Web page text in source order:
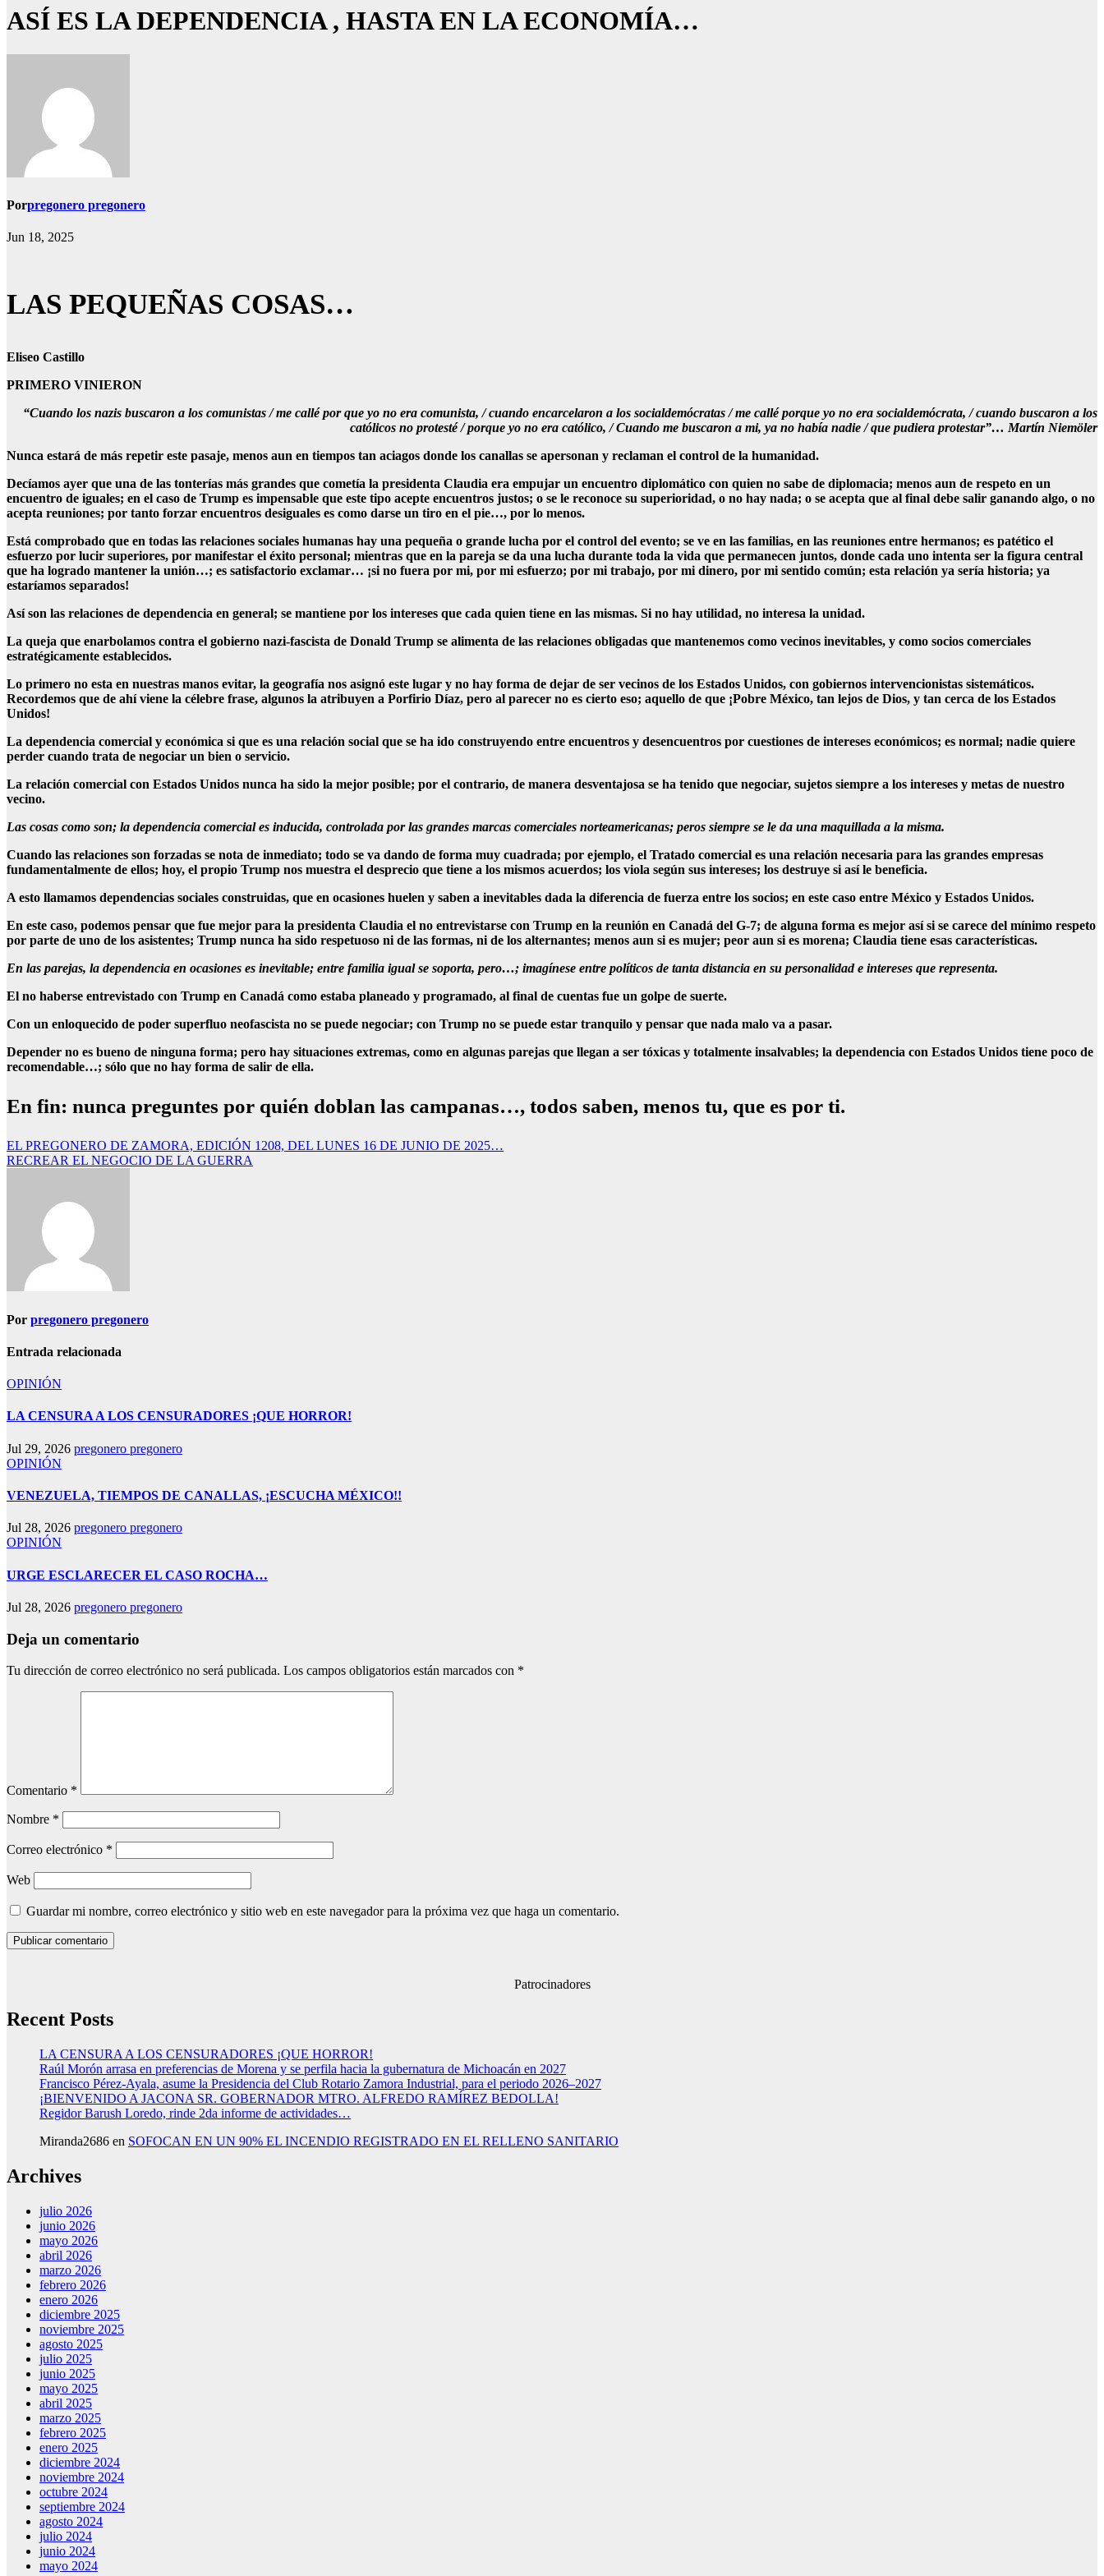
ASÍ ES LA DEPENDENCIA , HASTA EN LA ECONOMÍA…
Porpregonero pregonero
Jun 18, 2025
LAS PEQUEÑAS COSAS…
Eliseo Castillo
PRIMERO VINIERON
“Cuando los nazis buscaron a los comunistas / me callé por que yo no era comunista, / cuando encarcelaron a los socialdemócratas / me callé porque yo no era socialdemócrata, / cuando buscaron a los
católicos no protesté / porque yo no era católico, / Cuando me buscaron a mi, ya no había nadie / que pudiera protestar”… Martín Niemöler
Nunca estará de más repetir este pasaje, menos aun en tiempos tan aciagos donde los canallas se apersonan y reclaman el control de la humanidad.
Decíamos ayer que una de las tonterías más grandes que cometía la presidenta Claudia era empujar un encuentro diplomático con quien no sabe de diplomacia; menos aun de respeto en un
encuentro de iguales; en el caso de Trump es impensable que este tipo acepte encuentros justos; o se le reconoce su superioridad, o no hay nada; o se acepta que al final debe salir ganando algo, o no
acepta reuniones; por tanto forzar encuentros desiguales es como darse un tiro en el pie…, por lo menos.
Está comprobado que en todas las relaciones sociales humanas hay una pequeña o grande lucha por el control del evento; se ve en las familias, en las reuniones entre hermanos; es patético el
esfuerzo por lucir superiores, por manifestar el éxito personal; mientras que en la pareja se da una lucha durante toda la vida que permanecen juntos, donde cada uno intenta ser la figura central
que ha logrado mantener la unión…; es satisfactorio exclamar… ¡si no fuera por mi, por mi esfuerzo; por mi trabajo, por mi dinero, por mi sentido común; esta relación ya sería historia; ya
estaríamos separados!
Así son las relaciones de dependencia en general; se mantiene por los intereses que cada quien tiene en las mismas. Si no hay utilidad, no interesa la unidad.
La queja que enarbolamos contra el gobierno nazi-fascista de Donald Trump se alimenta de las relaciones obligadas que mantenemos como vecinos inevitables, y como socios comerciales
estratégicamente establecidos.
Lo primero no esta en nuestras manos evitar, la geografía nos asignó este lugar y no hay forma de dejar de ser vecinos de los Estados Unidos, con gobiernos intervencionistas sistemáticos.
Recordemos que de ahí viene la célebre frase, algunos la atribuyen a Porfirio Díaz, pero al parecer no es cierto eso; aquello de que ¡Pobre México, tan lejos de Dios, y tan cerca de los Estados
Unidos!
La dependencia comercial y económica si que es una relación social que se ha ido construyendo entre encuentros y desencuentros por cuestiones de intereses económicos; es normal; nadie quiere
perder cuando trata de negociar un bien o servicio.
La relación comercial con Estados Unidos nunca ha sido la mejor posible; por el contrario, de manera desventajosa se ha tenido que negociar, sujetos siempre a los intereses y metas de nuestro
vecino.
Las cosas como son; la dependencia comercial es inducida, controlada por las grandes marcas comerciales norteamericanas; peros siempre se le da una maquillada a la misma.
Cuando las relaciones son forzadas se nota de inmediato; todo se va dando de forma muy cuadrada; por ejemplo, el Tratado comercial es una relación necesaria para las grandes empresas
fundamentalmente de ellos; hoy, el propio Trump nos muestra el desprecio que tiene a los mismos acuerdos; los viola según sus intereses; los destruye si así le beneficia.
A esto llamamos dependencias sociales construidas, que en ocasiones huelen y saben a inevitables dada la diferencia de fuerza entre los socios; en este caso entre México y Estados Unidos.
En este caso, podemos pensar que fue mejor para la presidenta Claudia el no entrevistarse con Trump en la reunión en Canadá del G-7; de alguna forma es mejor así si se carece del mínimo respeto
por parte de uno de los asistentes; Trump nunca ha sido respetuoso ni de las formas, ni de los alternantes; menos aun si es mujer; peor aun si es morena; Claudia tiene esas características.
En las parejas, la dependencia en ocasiones es inevitable; entre familia igual se soporta, pero…; imagínese entre políticos de tanta distancia en su personalidad e intereses que representa.
El no haberse entrevistado con Trump en Canadá como estaba planeado y programado, al final de cuentas fue un golpe de suerte.
Con un enloquecido de poder superfluo neofascista no se puede negociar; con Trump no se puede estar tranquilo y pensar que nada malo va a pasar.
Depender no es bueno de ninguna forma; pero hay situaciones extremas, como en algunas parejas que llegan a ser tóxicas y totalmente insalvables; la dependencia con Estados Unidos tiene poco de
recomendable…; sólo que no hay forma de salir de ella.
En fin: nunca preguntes por quién doblan las campanas…, todos saben, menos tu, que es por ti.
Navegación
de
EL PREGONERO DE ZAMORA, EDICIÓN 1208, DEL LUNES 16 DE JUNIO DE 2025…
RECREAR EL NEGOCIO DE LA GUERRA
Por pregonero pregonero
Entrada relacionada
OPINIÓN
LA CENSURA A LOS CENSURADORES ¡QUE HORROR!
Jul 29, 2026 pregonero pregonero
OPINIÓN
VENEZUELA, TIEMPOS DE CANALLAS, ¡ESCUCHA MÉXICO!!
Jul 28, 2026 pregonero pregonero
OPINIÓN
URGE ESCLARECER EL CASO ROCHA…
Jul 28, 2026 pregonero pregonero
Deja un comentario
Tu dirección de correo electrónico no será publicada. Los campos obligatorios están marcados con *
Comentario *
Nombre *
Correo electrónico *
Web
Guardar mi nombre, correo electrónico y sitio web en este navegador para la próxima vez que haga un comentario.
Patrocinadores
Recent Posts
LA CENSURA A LOS CENSURADORES ¡QUE HORROR!
Raúl Morón arrasa en preferencias de Morena y se perfila hacia la gubernatura de Michoacán en 2027
Francisco Pérez-Ayala, asume la Presidencia del Club Rotario Zamora Industrial, para el periodo 2026–2027
¡BIENVENIDO A JACONA SR. GOBERNADOR MTRO. ALFREDO RAMÍREZ BEDOLLA!
Regidor Barush Loredo, rinde 2da informe de actividades…
Miranda2686 en SOFOCAN EN UN 90% EL INCENDIO REGISTRADO EN EL RELLENO SANITARIO
Archives
julio 2026
junio 2026
mayo 2026
abril 2026
marzo 2026
febrero 2026
enero 2026
diciembre 2025
noviembre 2025
agosto 2025
julio 2025
junio 2025
mayo 2025
abril 2025
marzo 2025
febrero 2025
enero 2025
diciembre 2024
noviembre 2024
octubre 2024
septiembre 2024
agosto 2024
julio 2024
junio 2024
mayo 2024